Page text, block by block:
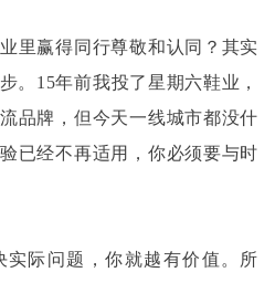
里赢得同行尊敬和认同？其实
。 15年前我投了星期六鞋业，
品牌，但今天一线城市都没什
已经不再适用，你必须要与时
际问题，你就越有价值。所